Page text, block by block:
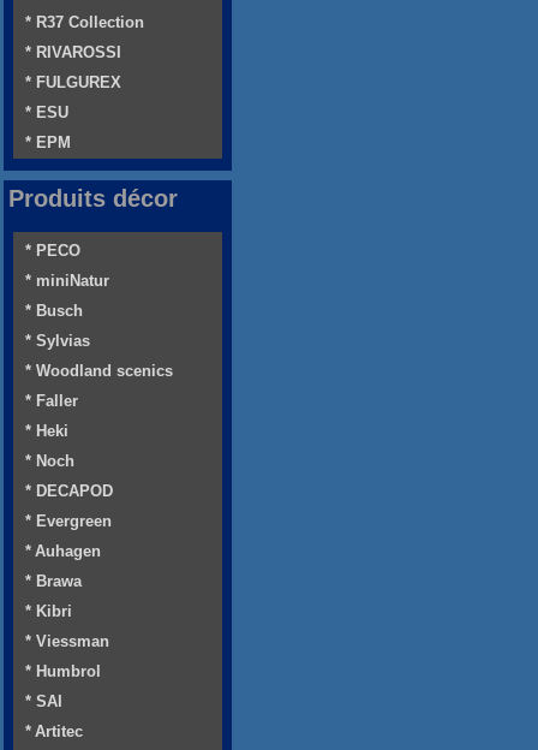
* R37 Collection
* RIVAROSSI
* FULGUREX
* ESU
* EPM
Produits décor
* PECO
* miniNatur
* Busch
* Sylvias
* Woodland scenics
* Faller
* Heki
* Noch
* DECAPOD
* Evergreen
* Auhagen
* Brawa
* Kibri
* Viessman
* Humbrol
* SAI
* Artitec